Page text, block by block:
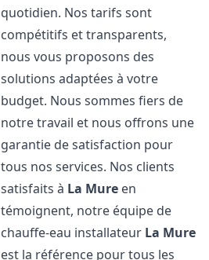
quotidien. Nos tarifs sont
compétitifs et transparents,
nous vous proposons des
solutions adaptées à votre
budget. Nous sommes fiers de
notre travail et nous offrons une
garantie de satisfaction pour
tous nos services. Nos clients
satisfaits à La Mure en
témoignent, notre équipe de
chauffe-eau installateur La Mure
est la référence pour tous les